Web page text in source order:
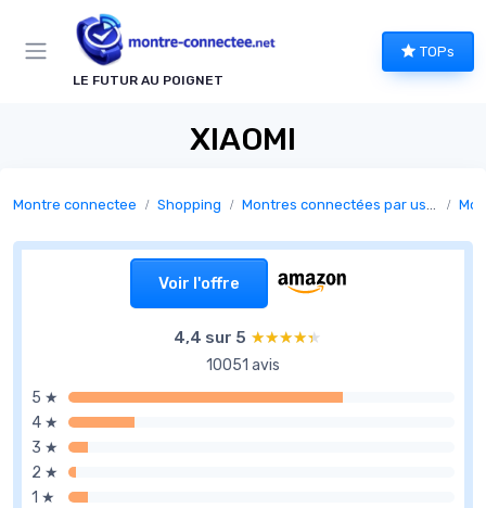
LE FUTUR AU POIGNET
TOPs
XIAOMI
Montre connectee Shopping Montres connectées par usage
Voir l'offre
4,4 sur 5 ★★★★★
★★★★★
10051 avis
5 ★
4 ★
3 ★
2 ★
1 ★
Panneau de gestion des cookies